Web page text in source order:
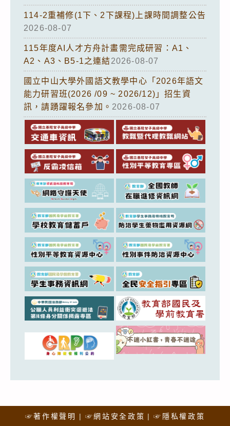
114-2重補修(1下、2下課程)上課時間調整公告
2026-08-07
115年度AI人才方舟計畫需完成研習：A1、
A2、A3、B5-1之連結2026-08-07
國立中山大學外國語文教學中心「2026年語文
能力研習班(2026 /09 ~ 2026/12)」招生資
訊，請踴躍報名參加。 2026-08-07
☞著作權聲明 ☞網站安全政策 ☞隱私權政策